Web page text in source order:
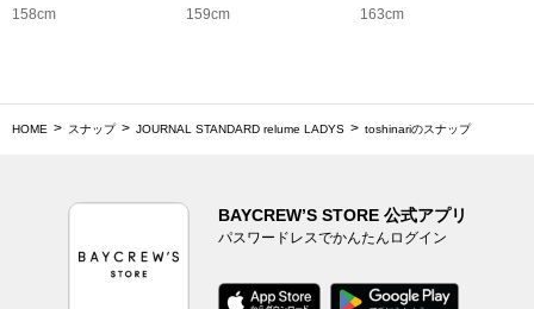
158cm
159cm
163cm
HOME スナップ JOURNAL STANDARD relume LADYS toshinariのスナップ
BAYCREW’S STORE 公式アプリ
パスワードレスでかんたんログイン